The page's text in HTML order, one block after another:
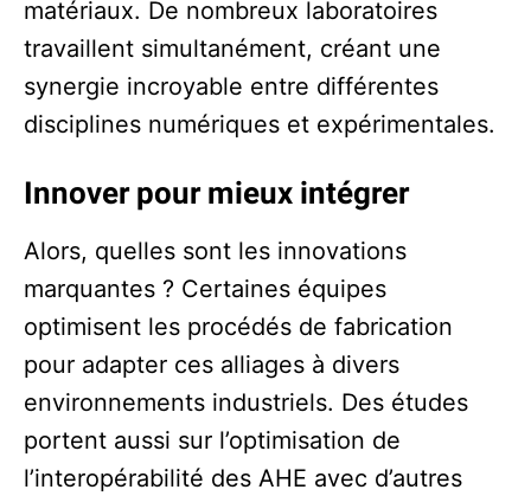
matériaux. De nombreux laboratoires
travaillent simultanément, créant une
synergie incroyable entre différentes
disciplines numériques et expérimentales.
Innover pour mieux intégrer
Alors, quelles sont les innovations
marquantes ? Certaines équipes
optimisent les procédés de fabrication
pour adapter ces alliages à divers
environnements industriels. Des études
portent aussi sur l’optimisation de
l’interopérabilité des AHE avec d’autres